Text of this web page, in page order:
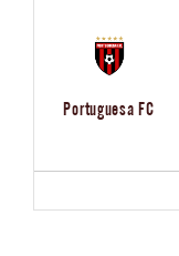
Portuguesa FC